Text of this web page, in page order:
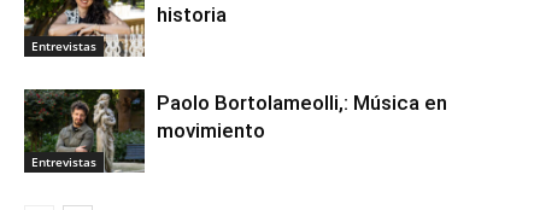
Entrevistas
historia
Entrevistas
Paolo Bortolameolli,: Música en
movimiento